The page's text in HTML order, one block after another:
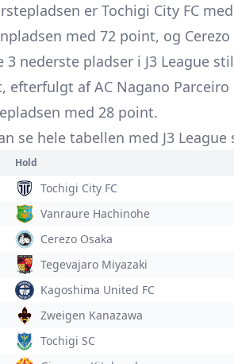
er Tochigi City FC
med 72 point, og
3 nederste pladser i J3 League
efterfulgt af AC Nagano
med 28 point.
se hele tabellen med J3
Hold
Tochigi City FC
Vanraure Hachinohe
Cerezo Osaka
Tegevajaro Miyazaki
Kagoshima United FC
Zweigen Kanazawa
Tochigi SC